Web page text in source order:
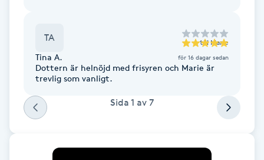
Gellack
Gellack med förstärkning
Gravidmassage
TA till Marie
Tina A. för 16 dagar sedan
Dottern är helnöjd med frisyren och Marie är
trevlig som vanligt.
Sida 1 av 7